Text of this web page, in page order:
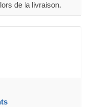
de la livraison.